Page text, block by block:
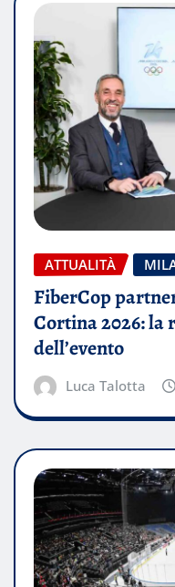
ATTUALITÀ
FiberCop
Cortina 2026: la
dell’evento
Luca Talotta